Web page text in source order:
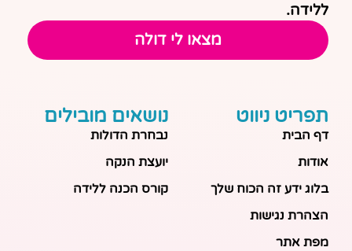
ללידה.
מצאו לי דולה
תפריט ניווט
דף הבית
אודות
בלוג ידע זה הכוח שלך
הצהרת נגישות
מפת אתר
נושאים מובילים
נבחרת הדולות
יועצת הנקה
קורס הכנה ללידה